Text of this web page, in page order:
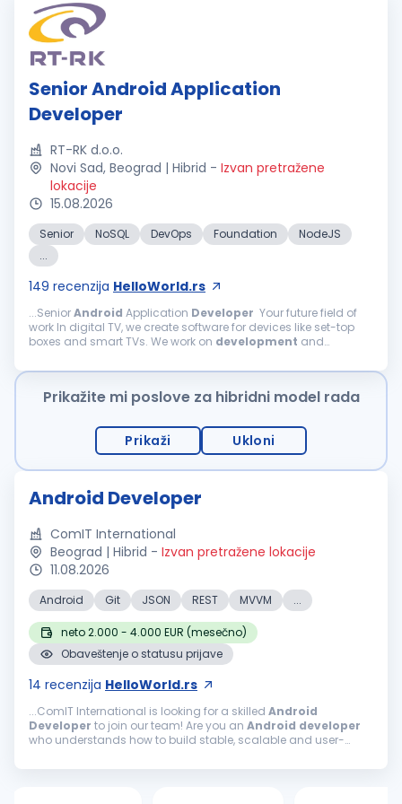
Senior Android Application
Developer
RT-RK d.o.o.
Novi Sad, Beograd | Hibrid - Izvan pretražene
lokacije
15.08.2026
Senior NoSQL DevOps Foundation
NodeJS
...
149 recenzija HelloWorld.rs
...SeniorAndroid Application Developer
work In digital TV, we create software for devices like set-top
boxes and smart TVs. We work on development and
AndroidTV, Linux...
Prikažite mi poslove za hibridni model rada
Prikaži Ukloni
Android Developer
ComIT International
Beograd | Hibrid - Izvan pretražene lokacije
11.08.2026
Android Git JSON REST MVVM ...
neto 2.000 - 4.000 EUR (mesečno)
Obaveštenje o statusu prijave
14 recenzija HelloWorld.rs
...ComIT International is looking for a skilled Android
Developer to join our team! Are you an Android developer
who understands how to build stable, scalable and user-
Android